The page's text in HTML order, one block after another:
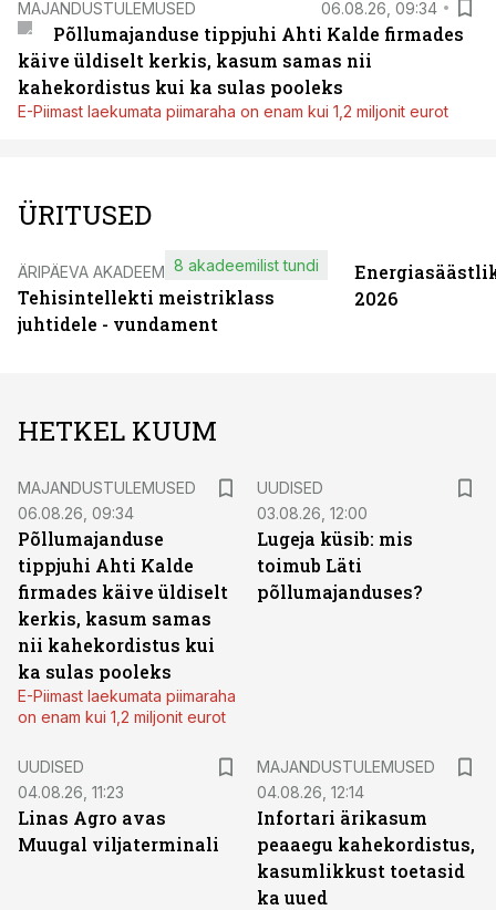
MAJANDUSTULEMUSED 06.08.26, 09:34
Põllumajanduse tippjuhi Ahti Kalde firmades
käive üldiselt kerkis, kasum samas nii
kahekordistus kui ka sulas pooleks
E-Piimast laekumata piimaraha on enam kui 1,2 miljonit eurot
ÜRITUSED
ÄRIPÄEVA AKADEEMIA
Tehisintellekti meistriklass
juhtidele - vundament
8 akadeemilist tundi
2026
HETKEL KUUM
MAJANDUSTULEMUSED
06.08.26, 09:34
Põllumajanduse
tippjuhi Ahti Kalde
firmades käive üldiselt
kerkis, kasum samas
nii kahekordistus kui
ka sulas pooleks
E-Piimast laekumata piimaraha
on enam kui 1,2 miljonit eurot
UUDISED
03.08.26, 12:00
Lugeja küsib: mis
toimub Läti
põllumajanduses?
UUDISED
04.08.26, 11:23
Linas Agro avas
Muugal viljaterminali
MAJANDUSTULEMUSED
04.08.26, 12:14
Infortari ärikasum
peaaegu kahekordistus,
kasumlikkust toetasid
ka uued